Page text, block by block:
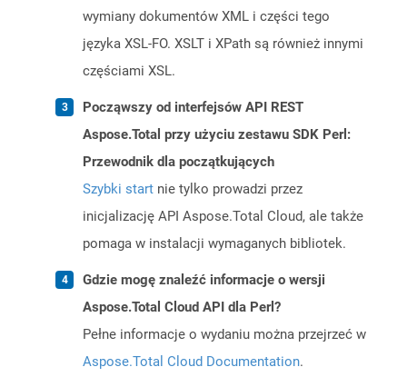
wymiany dokumentów XML i części tego
języka XSL-FO. XSLT i XPath są również innymi
częściami XSL.
Począwszy od interfejsów API REST
Aspose.Total przy użyciu zestawu SDK Perl:
Przewodnik dla początkujących
Szybki start nie tylko prowadzi przez
inicjalizację API Aspose.Total Cloud, ale także
pomaga w instalacji wymaganych bibliotek.
Gdzie mogę znaleźć informacje o wersji
Aspose.Total Cloud API dla Perl?
Pełne informacje o wydaniu można przejrzeć w
Aspose.Total Cloud Documentation.